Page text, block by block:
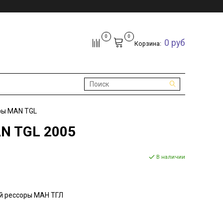
0 0
Корзина: 0 руб
MAN TGL
TGL 2005
В наличии
рессоры МАН ТГЛ